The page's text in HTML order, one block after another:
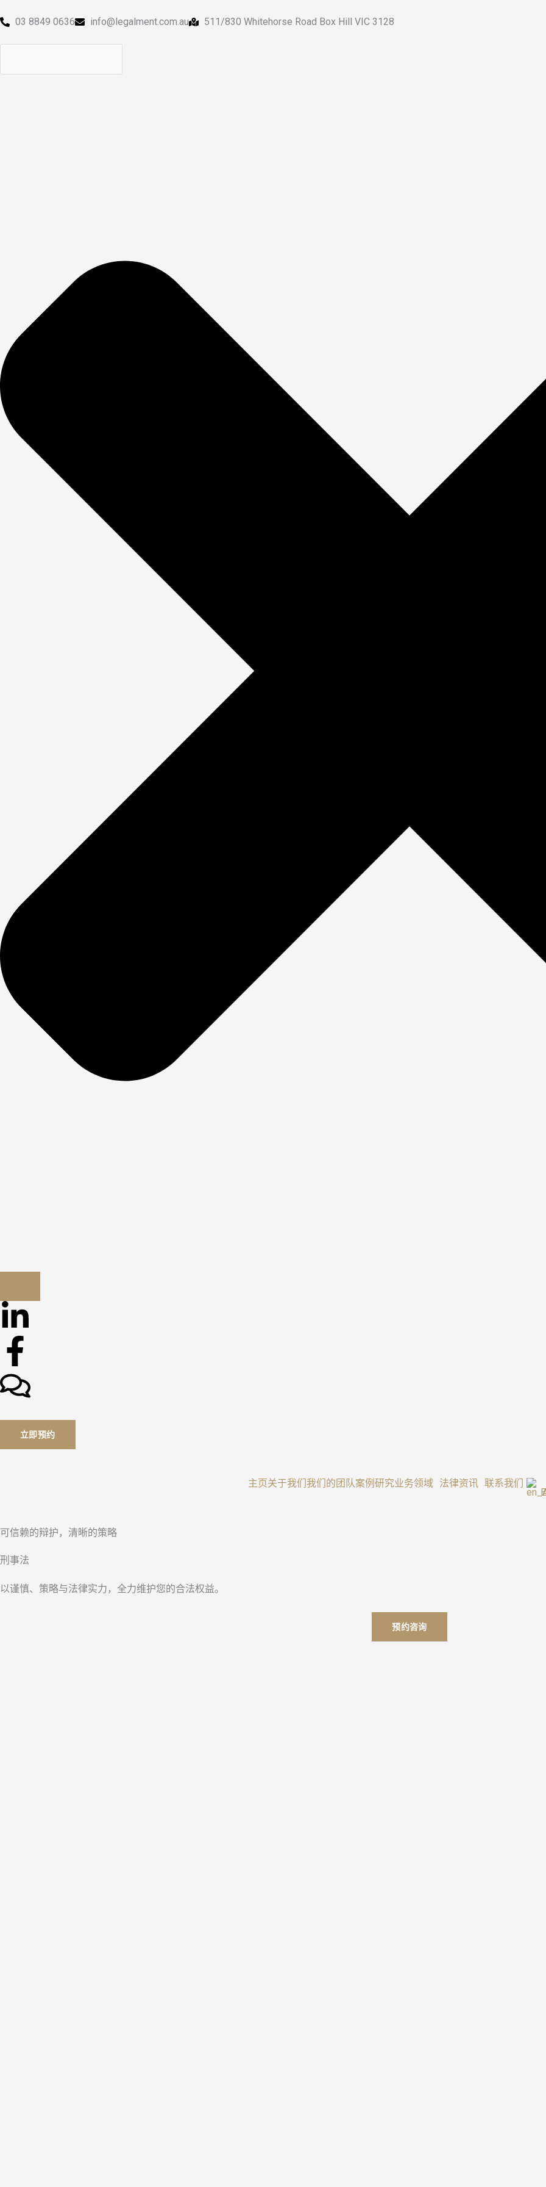
至 03 8849 0636 info@legalment.com.au 511/830 Whitehorse Road Box Hill VIC 3128
立即预约
主页关于我们我们的团队案例研究业务领域 法律资讯 联系我们
可信赖的辩护，清晰的策略
刑事法
以谨慎、策略与法律实力，全力维护您的合法权益。
预约咨询